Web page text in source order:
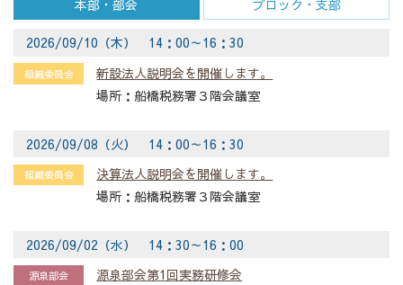
本部・部会 ブロック・支部
2026/09/10（木） 14：00～16：30
組織委員会
新設法人説明会を開催します。
船橋税務署３階会議室
2026/09/08（火） 14：00～16：30
組織委員会
決算法人説明会を開催します。
船橋税務署３階会議室
2026/09/02（水） 14：30～16：00
源泉部会
源泉部会第1回実務研修会